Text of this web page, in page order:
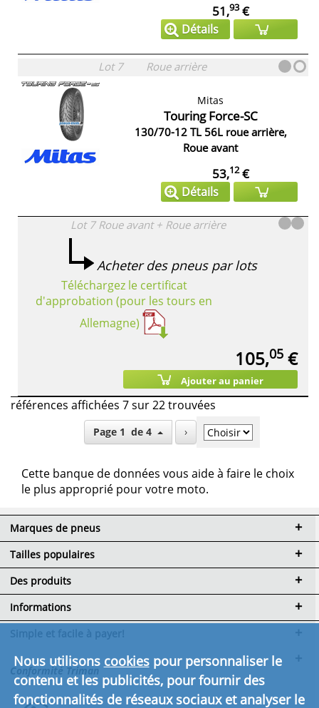
51,93€
Détails
Lot 7 Roue arrière
Mitas
Touring Force-SC
130/70-12 TL 56L roue arrière,
Roue avant
53,12€
Détails
Lot 7 Roue avant + Roue arrière
Acheter des pneus par lots
Téléchargez le certificat
d'approbation (pour les tours en
Allemagne)
105,05 €
Ajouter au panier
références affichées 7 sur 22 trouvées
Page 1 de 4 ›
Cette banque de données vous aide à faire le choix
le plus approprié pour votre moto.
Marques de pneus
Tailles populaires
Des produits
Informations
et de livraison
Conformité Triman
Nous utilisons cookiespour personnaliser le
contenu et les publicités, pour fournir des
fonctionnalités de réseaux sociaux et analyser le